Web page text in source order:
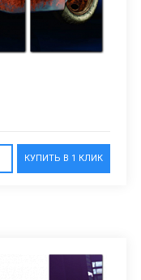
КУПИТЬ В 1 КЛИК